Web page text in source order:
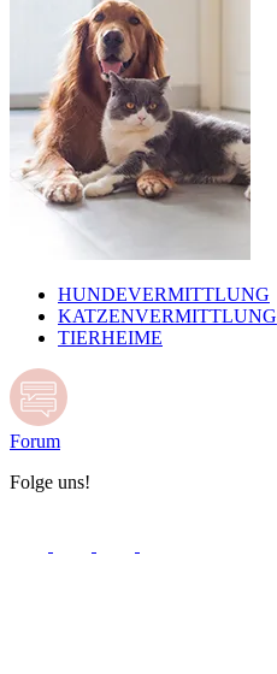
HUNDEVERMITTLUNG
KATZENVERMITTLUNG
TIERHEIME
Forum
Folge uns!